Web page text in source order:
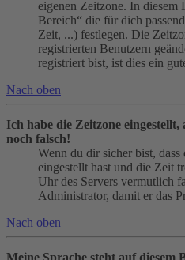
eigenen Zeitzone. In diesem
Bereich“ die für dich
Zeit, ...) festlegen. Die
registrierten Benutzern
registriert bist, ist dies ein
Nach oben
Ich habe die Zeitzone
noch falsch!
Wenn du dir sicher bist,
eingestellt hast und die Zeit
Uhr des Servers vermutlich
Administrator, damit er das
Nach oben
Meine Sprache steht auf